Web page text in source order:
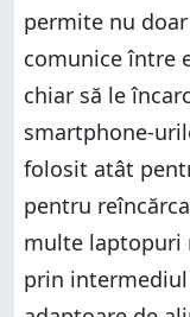
permite nu
comunice între
chiar să le
smartphone-
folosit atât
pentru
multe laptopuri
prin